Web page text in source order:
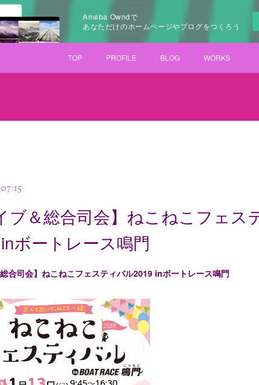
Ameba Owndで
あなただけのホームページやブログをつくろう
TOP PROFILE BLOG WORKS
ブ＆総合司会】ねこねこフェス
ボートレース鳴門
総合司会】ねこねこフェスティバル2019 inボートレース鳴門